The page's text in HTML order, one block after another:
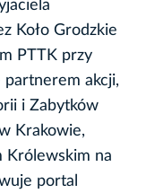
Koło Grodzkie
PTTK przy
partnerem akcji,
i Zabytków
Krakowie,
Królewskim na
portal